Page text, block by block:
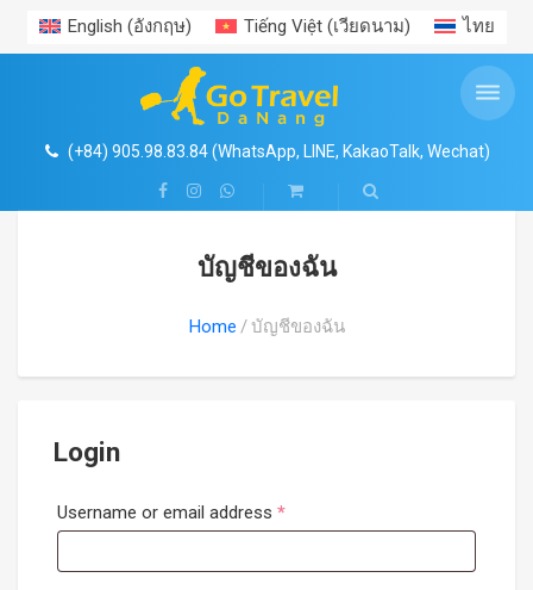
English (อังกฤษ) Tiếng Việt(เวียดนาม) ไทย
(+84) 905.98.83.84 (WhatsApp, LINE, KakaoTalk, Wechat)
บัญชีของฉัน
Home บัญชีของฉัน
Login
Username or email address *Required
o ทัวร์ฮานอย & ฮาลองเบย์ (Hanoi & Ha Long Bay Tours)
o ทัวร์โฮจิมินห์ & แม่น้ำโขง (Ho Chi Minh & Mekong Delta Tours)
o ทัวร์ดานัง & ฮอยอัน (Da Nang & Hoi An Tours)
o ทัวร์เมืองโบราณเว้ (Hue Heritage Tours)
บริการรถรับส่งสนามบิน (Airport Transfers)
รถรับส่งสนามบินฮานอย (Hanoi Airport Transfer)
o รถรับส่งสนามบินฟูก๊วก (Phu Quoc Airport Transfer)
ทัวร์รายวัน Daily tours
MEKONG DELTA
สวนบ่อน้ำพุร้อน Nui Than Tai
สวนสนุก VIN WONDERS ฮอยอาน
ข้อมูลการท่องเที่ยว
ข่าวสาร
ประสบการณ์ท่องเที่ยว
ร้านค้า
ตั๋วเข้าชมสถานที่ 4
ตั๋วเข้าชมสถานที่
ฮานอย และ เขตใกล้เคียง
โฮจิมินห์ และะเขตใกล้เคียง
o เช่ารถที่ฮานอย (Car Rental in Hanoi)
o เช่ารถที่โฮจิมินห์ (Car Rental in Ho Chi Minh)
o เช่ารถที่ดานัง (Car Rental in Da Nang)
o เช่ารถที่เว้ (Car Rental in Hue)
o เช่ารถที่ฟูก๊วก (Car Rental in Phu Quoc)
มูยเน่ – ทะเลทราย
Search